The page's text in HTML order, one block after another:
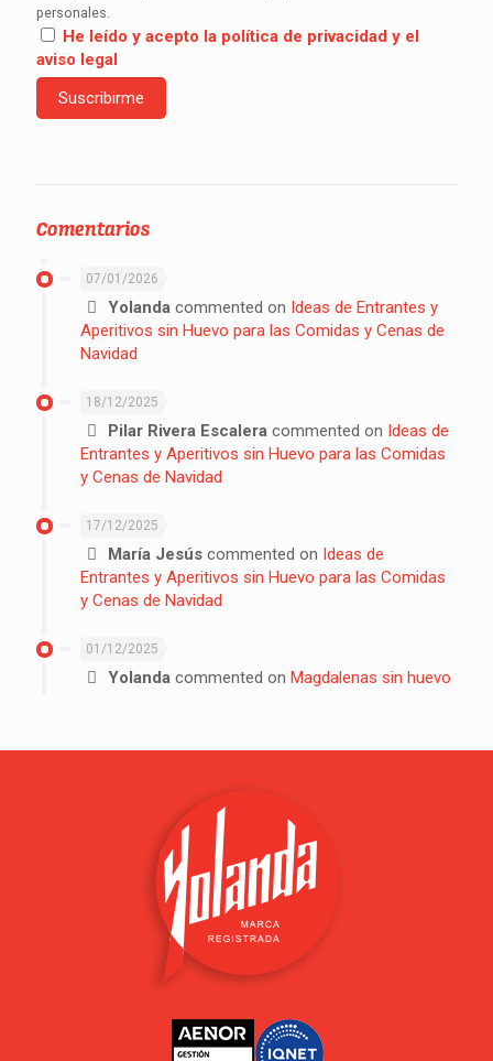
personales.
He leído y acepto la política de privacidad y el
aviso legal
Comentarios
07/01/2026
Yolanda commented on Ideas de Entrantes y
Aperitivos sin Huevo para las Comidas y Cenas de
Navidad
18/12/2025
Pilar Rivera Escalera commented on Ideas de
Entrantes y Aperitivos sin Huevo para las Comidas
y Cenas de Navidad
17/12/2025
María Jesús commented on Ideas de
Entrantes y Aperitivos sin Huevo para las Comidas
y Cenas de Navidad
01/12/2025
Yolanda commented on Magdalenas sin huevo